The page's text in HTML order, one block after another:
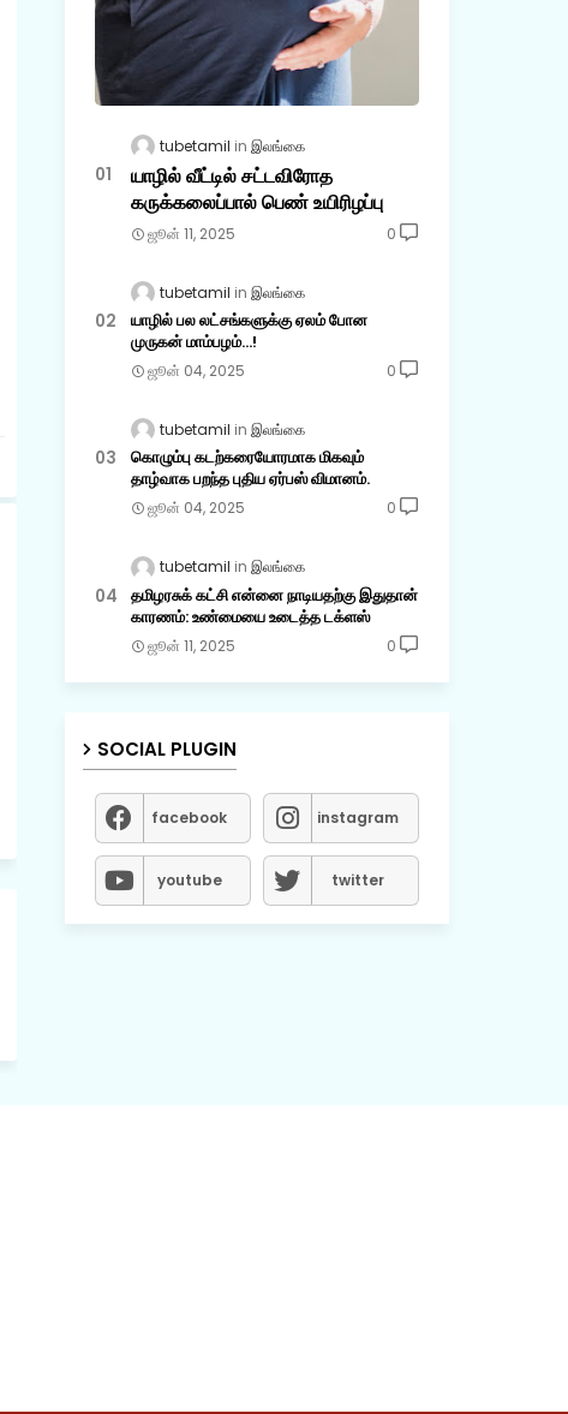
tubetamil இலங்கை
யாழில் வீட்டில் சட்டவிரோத
கருக்கலைப்பால் பெண் உயிரிழப்பு
ஜூன் 11, 2025 0
tubetamil இலங்கை
யாழில் பல லட்சங்களுக்கு ஏலம் போன
முருகன் மாம்பழம்...!
ஜூன் 04, 2025 0
tubetamil இலங்கை
கொழும்பு கடற்கரையோரமாக மிகவும்
தாழ்வாக பறந்த புதிய ஏர்பஸ் விமானம்.
ஜூன் 04, 2025 0
tubetamil இலங்கை
தமிழரசுக் கட்சி என்னை நாடியதற்கு இதுதான்
காரணம்: உண்மையை உடைத்த டக்ளஸ்
ஜூன் 11, 2025 0
SOCIAL PLUGIN
facebook instagram
youtube twitter